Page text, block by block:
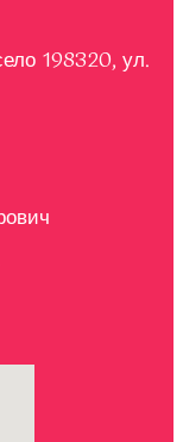
198320, ул.